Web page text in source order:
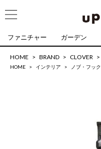
ファニチャー ガーデン
HOME BRAND CLOVER
HOME インテリア ノブ・フック